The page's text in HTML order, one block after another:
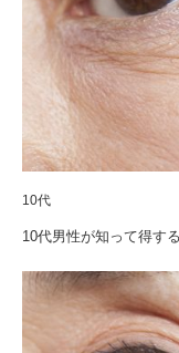
10代
10代男性が知って得す